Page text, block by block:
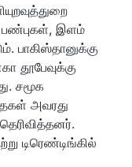
பண்புகள், இளம்
பாகிஸ்தானுக்கு
தூபேவுக்கு
சமூக
அவரது
டிரெண்டிங்கில்